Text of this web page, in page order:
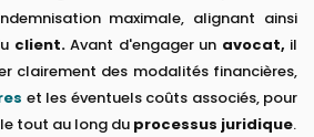
maximale, alignant ainsi
client.Avant d'engager un avocat, il
clairement des modalités financières,
et les éventuels coûts associés, pour
tout au long du processus juridique.